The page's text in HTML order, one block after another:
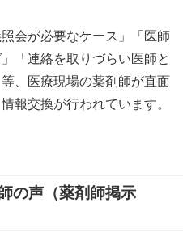
会が必要なケース」「医師
「連絡を取りづらい医師と
、医療現場の薬剤師が直面
報交換が行われています。
の声（薬剤師掲示